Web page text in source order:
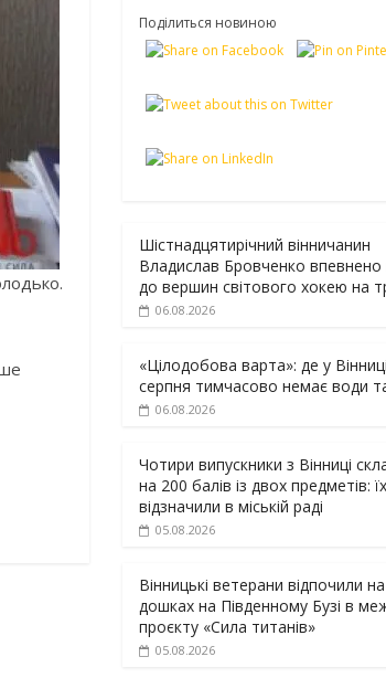
Поділиться новиною
Шістнадцятирічний вінничанин
Владислав Бровченко впевнено
до вершин світового хокею на
06.08.2026
«Цілодобова варта»: де у
серпня тимчасово немає води
06.08.2026
Чотири випускники з Вінниці
на 200 балів із двох предметів: їх
відзначили в міській раді
05.08.2026
Вінницькі ветерани відпочили
дошках на Південному Бузі в
проєкту «Сила титанів»
05.08.2026